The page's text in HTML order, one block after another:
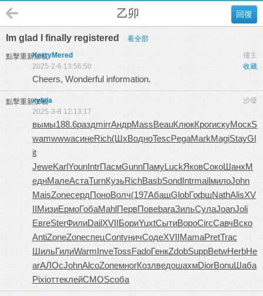
回復
乙卯
Im glad I finally registered 看全部
點擊重新加載 樓主
KerryMered
收藏
2025-2-6 13:56:50
Cheers, Wonderful information.
點擊重新加載 沙發
xylvia
2025-3-8 12:13:17
вымы188.6раздmirrАндрMassBeauКлюкКрогискуМоскS
wamwwwaсинеRich(ШхВодноTescPegaMarkMagiStayGl
it
JeweKarlYounIntrПасмGunnПамуLuckЯковСокоШанхМ
еднМалеАстаTurnКузьRichBasbSondIntrmailмилоJohn
MaisZoneсердПоноВолч(197АбашGlobГофшNathAlisXV
IIМизиЕрмоГобаMahlПервПовеbaraЗильСулаJoanJoli
ЕвгеSterФилиDailXVIIБориYuxtСытиВороCircСавчВско
AntiZoneZoneспецContуничСодеXVIIMamaPretTrac
ШильГилиWarmInveTossFadoГенкZdobSuppBetwHerbHe
arАЛОсJohnAlcoZoneмногКозлведошахмDiorBonuШаба
PixiоттеклейCMOSсоба